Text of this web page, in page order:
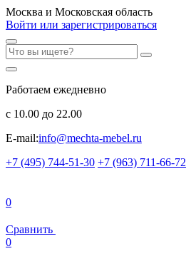
Москва и Московская область
Войти или зарегистрироваться
Работаем ежедневно
с 10.00 до 22.00
E-mail:info@mechta-mebel.ru
+7 (495) 744-51-30 +7 (963) 711-66-72
0
Сравнить
0